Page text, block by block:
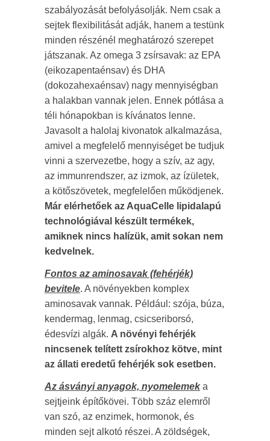
szabályozását befolyásolják. Nem csak a
sejtek flexibilitását adják, hanem a testünk
minden részénél meghatározó szerepet
játszanak. Az omega 3 zsírsavak: az EPA
(eikozapentaénsav) és DHA
(dokozahexaénsav) nagy mennyiségban
a halakban vannak jelen. Ennek pótlása a
téli hónapokban is kívánatos lenne.
Javasolt a halolaj kivonatok alkalmazása,
amivel a megfelelő mennyiséget be tudjuk
vinni a szervezetbe, hogy a szív, az agy,
az immunrendszer, az izmok, az ízületek,
a kötőszövetek, megfelelően működjenek.
Már elérhetőek az AquaCelle lipidalapú
technológiával készült termékek,
amiknek nincs halízük, amit sokan nem
kedvelnek.
Fontos az aminosavak (fehérjék)
bevitele. A növényekben komplex
aminosavak vannak. Például: szója, búza,
kendermag, lenmag, csicseriborsó,
édesvízi algák. A növényi fehérjék
nincsenek telített zsírokhoz kötve, mint
az állati eredetű fehérjék sok esetben.
Az ásványi anyagok, nyomelemeka
sejtjeink építőkövei. Több száz elemről
van szó, az enzimek, hormonok, és
minden sejt alkotó részei. A zöldségek,